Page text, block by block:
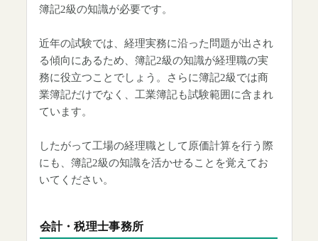
簿記2級の知識が必要です。
近年の試験では、経理実務に沿った問題が出され
る傾向にあるため、簿記2級の知識が経理職の実
務に役立つことでしょう。さらに簿記2級では商
業簿記だけでなく、工業簿記も試験範囲に含まれ
ています。
したがって工場の経理職として原価計算を行う際
にも、簿記2級の知識を活かせることを覚えてお
いてください。
会計・税理士事務所